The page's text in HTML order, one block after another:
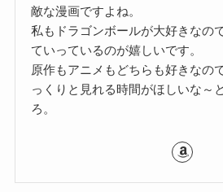
敵な漫画ですよね。
私もドラゴンボールが大好きなの
ていっているのが嬉しいです。
原作もアニメもどちらも好きなの
っくりと見れる時間がほしいな～
ろ。